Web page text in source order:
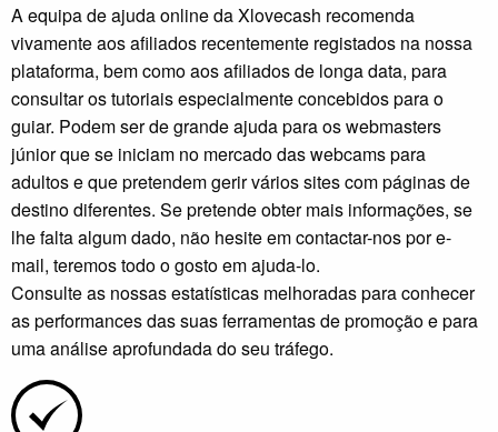
A equipa de ajuda online da Xlovecash recomenda
vivamente aos afiliados recentemente registados na nossa
plataforma, bem como aos afiliados de longa data, para
consultar os tutoriais especialmente concebidos para o
guiar. Podem ser de grande ajuda para os webmasters
júnior que se iniciam no mercado das webcams para
adultos e que pretendem gerir vários sites com páginas de
destino diferentes. Se pretende obter mais informações, se
lhe falta algum dado, não hesite em contactar-nos por e-
mail, teremos todo o gosto em ajuda-lo.
Consulte as nossas estatísticas melhoradas para conhecer
as performances das suas ferramentas de promoção e para
uma análise aprofundada do seu tráfego.